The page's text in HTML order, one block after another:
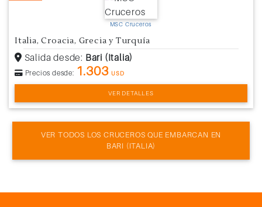
MSC Cruceros
Italia, Croacia, Grecia y Turquía
Salida desde: Bari (Italia)
Precios desde: 1.303 USD
VER DETALLES
VER TODOS LOS CRUCEROS QUE EMBARCAN EN
BARI (ITALIA)